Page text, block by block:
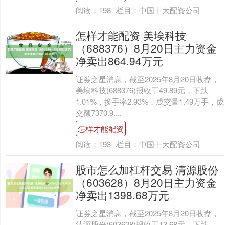
阅读： 198 栏目： 中国十大配资公司
怎样才能配资 美埃科技
（688376）8月20日主力资金
净卖出864.94万元
证券之星消息，截至2025年8月20日收盘，
美埃科技(688376)报收于49.89元，下跌
1.01%，换手率2.93%，成交量1.49万手，成
交额7370.9....
怎样才能配资
阅读： 193 栏目： 中国十大配资公司
股市怎么加杠杆交易 清源股份
（603628）8月20日主力资金
净卖出1398.68万元
证券之星消息，截至2025年8月20日收盘，